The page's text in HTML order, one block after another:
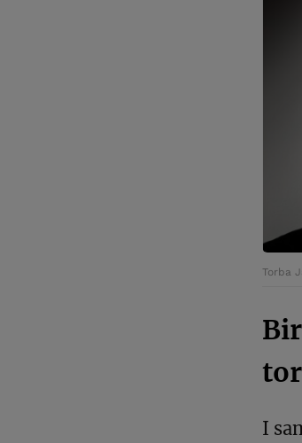
Torba
I